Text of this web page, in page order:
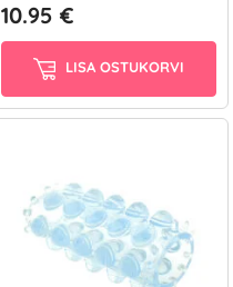
10.95 €
LISA OSTUKORVI